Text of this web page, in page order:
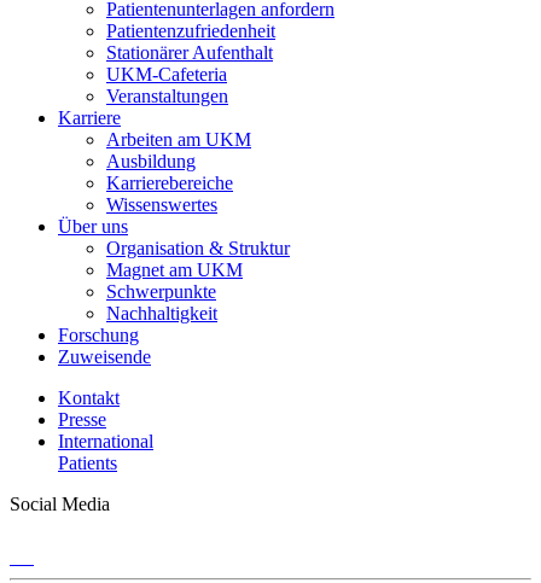
Patientenunterlagen anfordern
Patientenzufriedenheit
Stationärer Aufenthalt
UKM-Cafeteria
Veranstaltungen
Karriere
Arbeiten am UKM
Ausbildung
Karrierebereiche
Wissenswertes
Über uns
Organisation & Struktur
Magnet am UKM
Schwerpunkte
Nachhaltigkeit
Forschung
Zuweisende
Kontakt
Presse
International
Patients
Social Media